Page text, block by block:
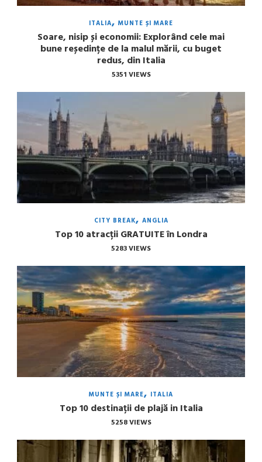
ITALIA MUNTE ȘI MARE
Soare, nisip și economii: Explorând cele mai
bune reședințe de la malul mării, cu buget
redus, din Italia
5351 VIEWS
CITY BREAK ANGLIA
Top 10 atracții GRATUITE în Londra
5283 VIEWS
MUNTE ȘI MARE ITALIA
Top 10 destinații de plajă in Italia
5258 VIEWS